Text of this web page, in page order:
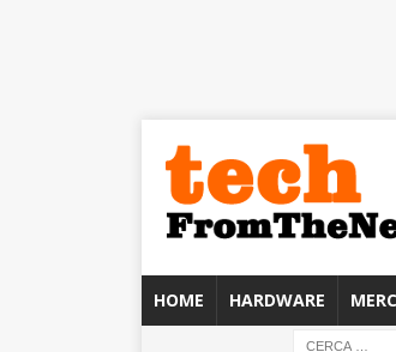
HOME HARDWARE